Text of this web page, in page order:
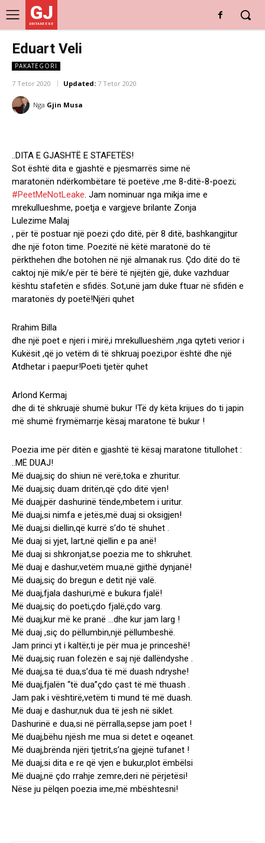
GJ
DRITARE E RE
Eduart Veli
PAKATEGORI
7 Tetor 2020 Updated: 7 Tetor 2020
Nga Gjin Musa
..DITA E GJASHTË E STAFETËS!
Sot është dita e gjashtë e pjesmarrës sime në
maratonën ndërkombëtare të poetëve ,me 8-ditë-8-poezi;
#PeetMeNotLeake. Jam nominuar nga mikja ime e
mrekullueshme, poetja e vargjeve brilante Zonja
Lulezime Malaj
, për të postuar një poezi çdo ditë, për 8 ditë, bashkangjitur
dhe një foton time. Poezitë në këtë maratonë do të
përkthehen dhe botohen në një almanak rus. Çdo ditë do të
caktoj një mik/e për të bërë të njëjtën gjë, duke vazhduar
kështu stafetën e sfidës. Sot,unë jam duke ftuar në sfidën e
maratonës dy poetë!Njëri quhet
Rrahim Billa
dhe një poet e njeri i mirë,i mrekullueshëm ,nga qyteti verior i
Kukësit ,që jo vetëm di të shkruaj poezi,por është dhe një
Atdhetar i paepur!Poeti tjetër quhet
Arlond Kermaj
dhe di të shkruajë shumë bukur !Të dy këta krijues do ti japin
më shumë frymëmarrje kësaj maratone të bukur !
Poezia ime për ditën e gjashtë të kësaj maratone titullohet :
..MË DUAJ!
Më duaj,siç do shiun në verë,toka e zhuritur.
Më duaj,siç duam dritën,që çdo ditë vjen!
Më duaj,për dashurinë tënde,mbetem i uritur.
Më duaj,si nimfa e jetës,më duaj si oksigjen!
Më duaj,si diellin,që kurrë s’do të shuhet .
Më duaj si yjet, lart,në qiellin e pa anë!
Më duaj si shkronjat,se poezia me to shkruhet.
Më duaj e dashur,vetëm mua,në gjithë dynjanë!
Më duaj,siç do bregun e detit një valë.
Më duaj,fjala dashuri,më e bukura fjalë!
Më duaj,siç do poeti,çdo fjalë,çdo varg.
Më duaj,kur më ke pranë …dhe kur jam larg !
Më duaj ,siç do pëllumbin,një pëllumbeshë.
Jam princi yt i kaltër,ti je për mua je princeshë!
Më duaj,siç ruan folezën e saj një dallëndyshe .
Më duaj,sa të dua,s’dua të më duash ndryshe!
Më duaj,fjalën “të dua”çdo çast të më thuash .
Jam pak i vështirë,vetëm ti mund të më duash.
Më duaj e dashur,nuk dua të jesh në siklet.
Dashurinë e dua,si në përralla,sepse jam poet !
Më duaj,bëhu njësh me mua si detet e oqeanet.
Më duaj,brënda njëri tjetrit,s’na gjejnë tufanet !
Më duaj,si dita e re që vjen e bukur,plot ëmbëlsi
Më duaj,në çdo rrahje zemre,deri në përjetësi!
Nëse ju pëlqen poezia ime,më mbështesni!